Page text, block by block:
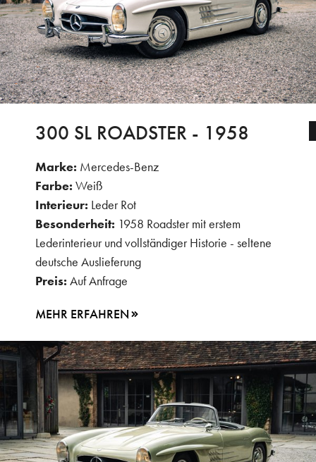
300 SL ROADSTER - 1958
Marke: Mercedes-Benz
Farbe: Weiß
Interieur: Leder Rot
Besonderheit: 1958 Roadster mit erstem
Lederinterieur und vollständiger Historie - seltene
deutsche Auslieferung
Preis: Auf Anfrage
MEHR ERFAHREN